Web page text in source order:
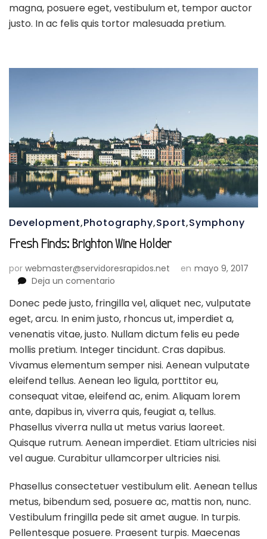
magna, posuere eget, vestibulum et, tempor auctor
justo. In ac felis quis tortor malesuada pretium.
Development,Photography,Sport,Symphony
Fresh Finds: Brighton Wine Holder
por webmaster@servidoresrapidos.net en mayo 9, 2017
Deja un comentario
Finds:
Brighton
Wine
Holder
Donec pede justo, fringilla vel, aliquet nec, vulputate
eget, arcu. In enim justo, rhoncus ut, imperdiet a,
venenatis vitae, justo. Nullam dictum felis eu pede
mollis pretium. Integer tincidunt. Cras dapibus.
Vivamus elementum semper nisi. Aenean vulputate
eleifend tellus. Aenean leo ligula, porttitor eu,
consequat vitae, eleifend ac, enim. Aliquam lorem
ante, dapibus in, viverra quis, feugiat a, tellus.
Phasellus viverra nulla ut metus varius laoreet.
Quisque rutrum. Aenean imperdiet. Etiam ultricies nisi
vel augue. Curabitur ullamcorper ultricies nisi.
Phasellus consectetuer vestibulum elit. Aenean tellus
metus, bibendum sed, posuere ac, mattis non, nunc.
Vestibulum fringilla pede sit amet augue. In turpis.
Pellentesque posuere. Praesent turpis. Maecenas